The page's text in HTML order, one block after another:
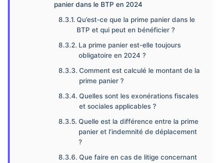
panier dans le BTP en 2024
Qu’est-ce que la prime panier dans le
BTP et qui peut en bénéficier ?
La prime panier est-elle toujours
obligatoire en 2024 ?
Comment est calculé le montant de la
prime panier ?
Quelles sont les exonérations fiscales
et sociales applicables ?
Quelle est la différence entre la prime
panier et l’indemnité de déplacement
?
Que faire en cas de litige concernant